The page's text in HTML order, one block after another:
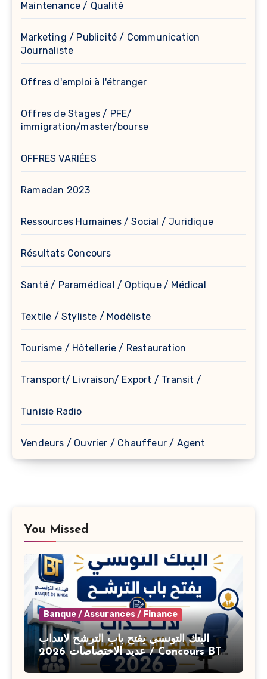
Maintenance / Qualité
Marketing / Publicité / Communication
Journaliste
Offres d'emploi à l'étranger
Offres de Stages / PFE/
immigration/master/bourse
OFFRES VARIÉES
Ramadan 2023
Ressources Humaines / Social / Juridique
Résultats Concours
Santé / Paramédical / Optique / Médical
Textile / Styliste / Modéliste
Tourisme / Hôtellerie / Restauration
Transport/ Livraison/ Export / Transit /
Tunisie Radio
Vendeurs / Ouvrier / Chauffeur / Agent
You Missed
Banque / Assurances / Finance
البنك التونسي يفتح باب الترشح لانتداب
عديد الاختصاصات 2026 / Concours BT
Banque de Tunisie 2026